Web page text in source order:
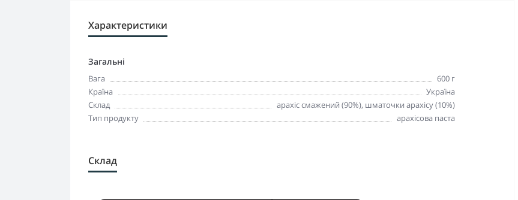
Характеристики
Загальні
Вага
600 г
Країна
Україна
Склад
арахіс смажений (90%), шматочки арахісу (10%)
Тип продукту
арахісова паста
Склад